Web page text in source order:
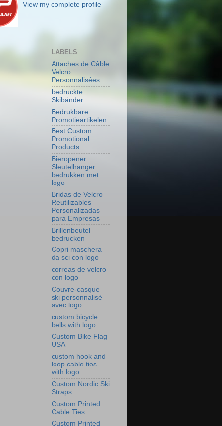
View my complete profile
LABELS
Attaches de Câble
Velcro
Personnalisées
bedruckte
Skibänder
Bedrukbare
Promotieartikelen
Best Custom
Promotional
Products
Bieropener
Sleutelhanger
bedrukken met
logo
Bridas de Velcro
Reutilizables
Personalizadas
para Empresas
Brillenbeutel
bedrucken
Copri maschera
da sci con logo
correas de velcro
con logo
Couvre‑casque
ski personnalisé
avec logo
custom bicycle
bells with logo
Custom Bike Flag
USA
custom hook and
loop cable ties
with logo
Custom Nordic Ski
Straps
Custom Printed
Cable Ties
Custom Printed